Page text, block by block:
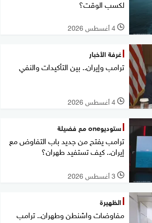
لكسب الوقت؟
l 4 أغسطس 2026
غرفة الأخبار
ترامب وإيران.. بين التأكيدات والنفي
l 4 أغسطس 2026
ستوديوone مع فضيلة
ترامب يفتح من جديد باب التفاوض مع
إيران.. كيف تستفيد طهران؟
l 3 أغسطس 2026
الظهيرة
مفاوضات واشنطن وطهران.. ترامب